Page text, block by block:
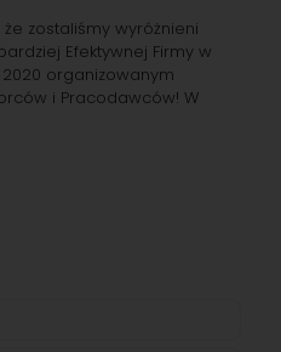
zostaliśmy wyróżnieni
Efektywnej Firmy w
organizowanym
i Pracodawców! W